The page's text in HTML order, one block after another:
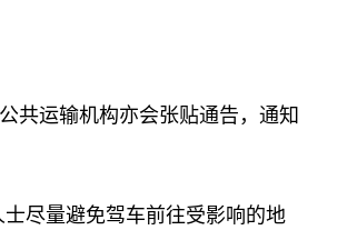
运输机构亦会张贴通告，通知
尽量避免驾车前往受影响的地